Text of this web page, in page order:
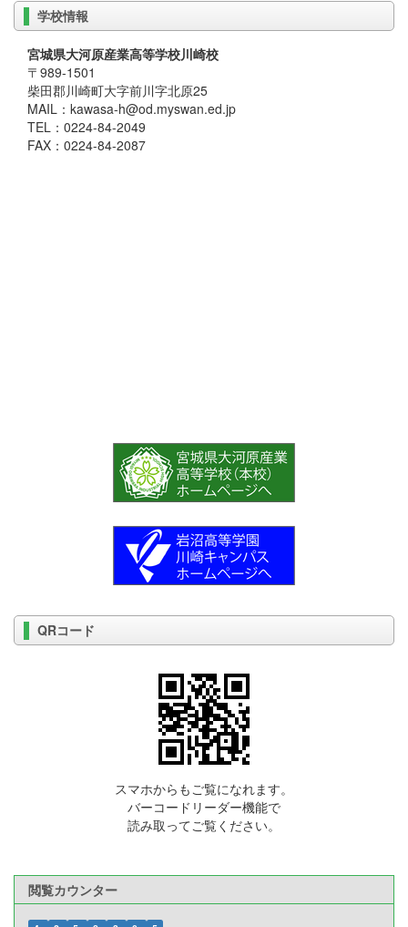
学校情報
宮城県大河原産業高等学校川崎校
〒989-1501
柴田郡川崎町大字前川字北原25
MAIL：kawasa-h@od.myswan.ed.jp
TEL：0224-84-2049
FAX：0224-84-2087
QRコード
スマホからもご覧になれます。
バーコードリーダー機能で
読み取ってご覧ください。
閲覧カウンター